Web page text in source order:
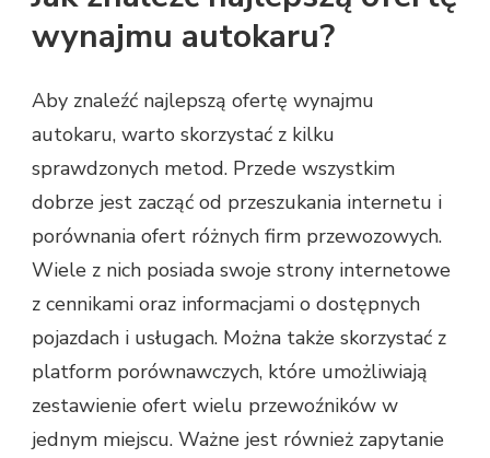
wynajmu autokaru?
Aby znaleźć najlepszą ofertę wynajmu
autokaru, warto skorzystać z kilku
sprawdzonych metod. Przede wszystkim
dobrze jest zacząć od przeszukania internetu i
porównania ofert różnych firm przewozowych.
Wiele z nich posiada swoje strony internetowe
z cennikami oraz informacjami o dostępnych
pojazdach i usługach. Można także skorzystać z
platform porównawczych, które umożliwiają
zestawienie ofert wielu przewoźników w
jednym miejscu. Ważne jest również zapytanie